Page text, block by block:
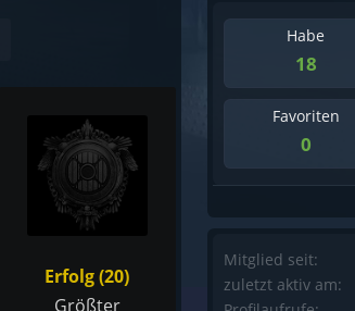
Erfolg (20)
Größter
Habe
18
Favoriten
0
Mitglied seit:
zuletzt aktiv am: